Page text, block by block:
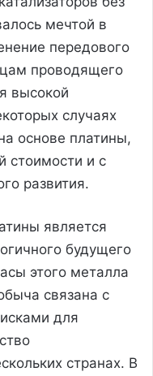
мечтой в
передового
проводящего
высокой
случаях
основе платины,
стоимости и с
развития.
является
будущего
этого металла
связана с
для
странах. В